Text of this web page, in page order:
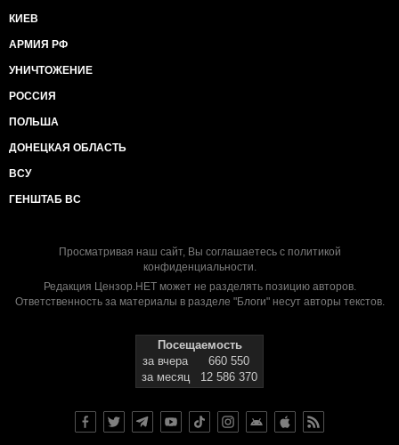
КИЕВ
АРМИЯ РФ
УНИЧТОЖЕНИЕ
РОССИЯ
ПОЛЬША
ДОНЕЦКАЯ ОБЛАСТЬ
ВСУ
ГЕНШТАБ ВС
Просматривая наш сайт, Вы соглашаетесь с политикой
конфиденциальности.
Редакция Цензор.НЕТ может не разделять позицию авторов.
Ответственность за материалы в разделе "Блоги" несут авторы текстов.
Посещаемость
за вчера
660 550
за месяц
12 586 370